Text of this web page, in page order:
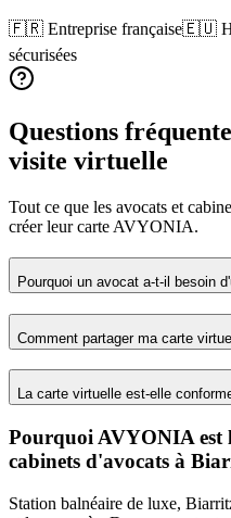
🇫🇷 Entreprise française🇪🇺
sécurisées
Questions
visite virtuelle
Tout ce que les avocats et
créer leur carte AVYONIA.
Pourquoi un avocat a-t-il besoin
Comment partager ma carte
La carte virtuelle est-elle
Pourquoi AVYONIA est
cabinets d'avocats à
Station balnéaire de luxe,